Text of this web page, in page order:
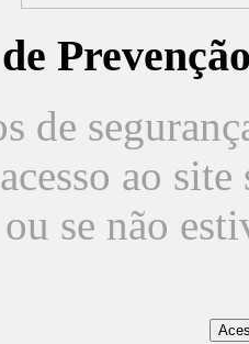
de
ao
ou se não